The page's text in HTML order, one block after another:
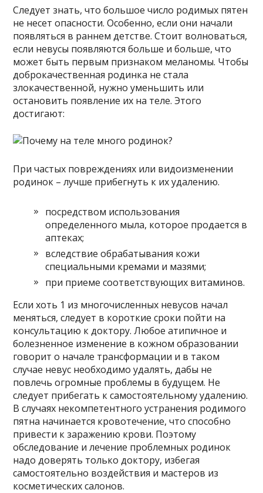
Следует знать, что большое число родимых пятен
не несет опасности. Особенно, если они начали
появляться в раннем детстве. Стоит волноваться,
если невусы появляются больше и больше, что
может быть первым признаком меланомы. Чтобы
доброкачественная родинка не стала
злокачественной, нужно уменьшить или
остановить появление их на теле. Этого
достигают:
При частых повреждениях или видоизменении
родинок – лучше прибегнуть к их удалению.
посредством использования
определенного мыла, которое продается в
аптеках;
вследствие обрабатывания кожи
специальными кремами и мазями;
при приеме соответствующих витаминов.
Если хоть 1 из многочисленных невусов начал
меняться, следует в короткие сроки пойти на
консультацию к доктору. Любое атипичное и
болезненное изменение в кожном образовании
говорит о начале трансформации и в таком
случае невус необходимо удалять, дабы не
повлечь огромные проблемы в будущем. Не
следует прибегать к самостоятельному удалению.
В случаях некомпетентного устранения родимого
пятна начинается кровотечение, что способно
привести к заражению крови. Поэтому
обследование и лечение проблемных родинок
надо доверять только доктору, избегая
самостоятельно воздействия и мастеров из
косметических салонов.